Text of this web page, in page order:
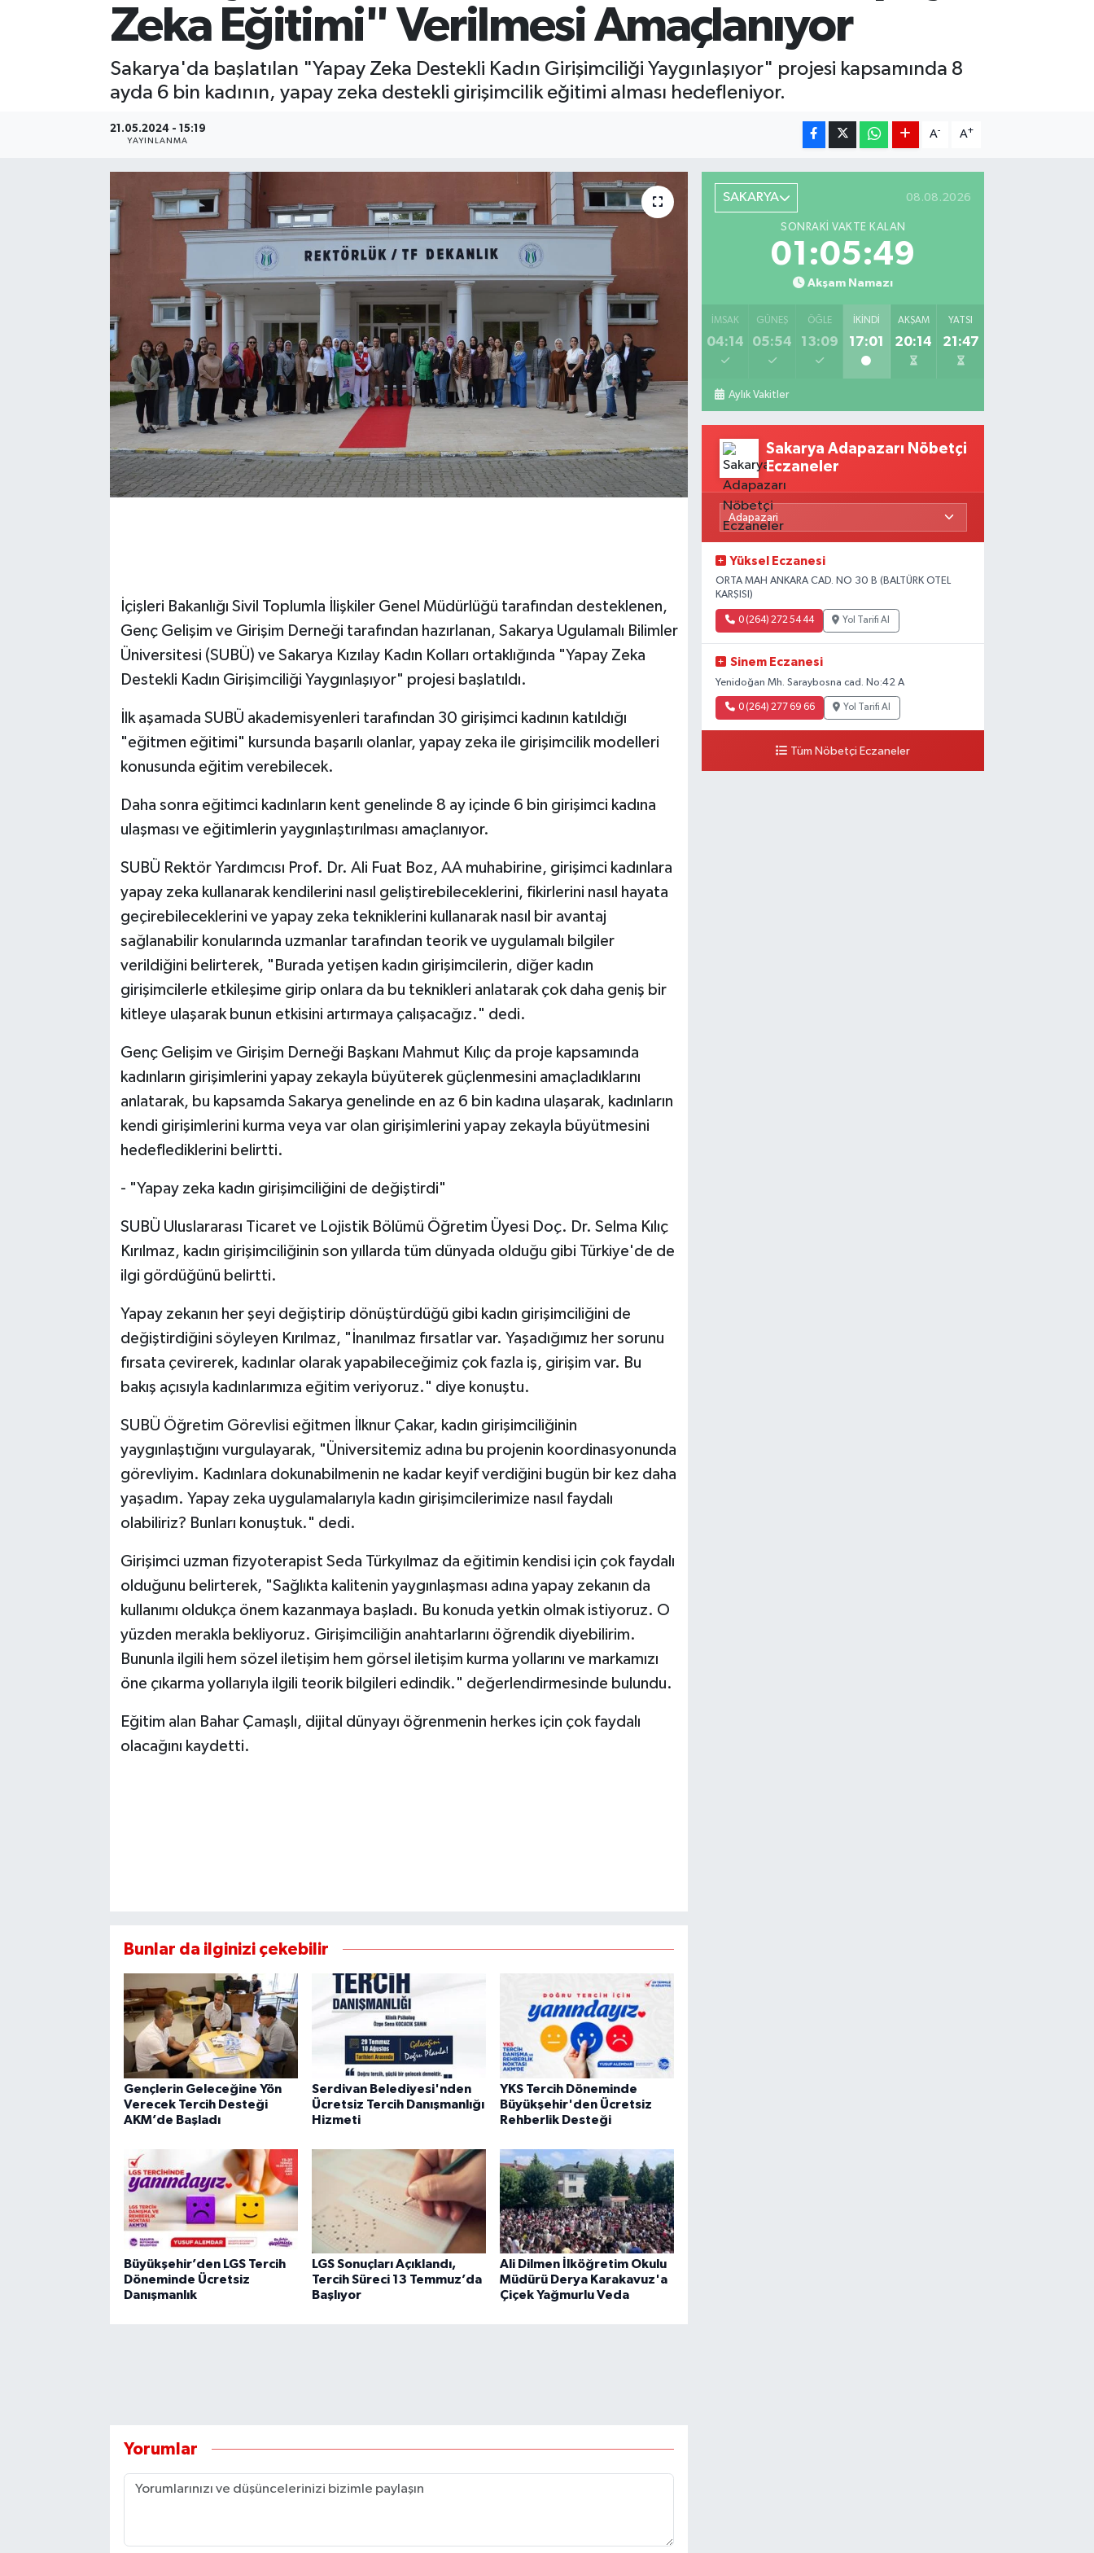
Zeka Eğitimi" Verilmesi Amaçlanıyor
Sakarya'da başlatılan "Yapay Zeka Destekli Kadın Girişimciliği Yaygınlaşıyor" projesi kapsamında 8
ayda 6 bin kadının, yapay zeka destekli girişimcilik eğitimi alması hedefleniyor.
21.05.2024 - 15:19
YAYINLANMA
A- A+
İçişleri Bakanlığı Sivil Toplumla İlişkiler Genel Müdürlüğü tarafından desteklenen,
Genç Gelişim ve Girişim Derneği tarafından hazırlanan, Sakarya Ugulamalı Bilimler
Üniversitesi (SUBÜ) ve Sakarya Kızılay Kadın Kolları ortaklığında "Yapay Zeka
Destekli Kadın Girişimciliği Yaygınlaşıyor" projesi başlatıldı.
İlk aşamada SUBÜ akademisyenleri tarafından 30 girişimci kadının katıldığı
"eğitmen eğitimi" kursunda başarılı olanlar, yapay zeka ile girişimcilik modelleri
konusunda eğitim verebilecek.
Daha sonra eğitimci kadınların kent genelinde 8 ay içinde 6 bin girişimci kadına
ulaşması ve eğitimlerin yaygınlaştırılması amaçlanıyor.
SUBÜ Rektör Yardımcısı Prof. Dr. Ali Fuat Boz, AA muhabirine, girişimci kadınlara
yapay zeka kullanarak kendilerini nasıl geliştirebileceklerini, fikirlerini nasıl hayata
geçirebileceklerini ve yapay zeka tekniklerini kullanarak nasıl bir avantaj
sağlanabilir konularında uzmanlar tarafından teorik ve uygulamalı bilgiler
verildiğini belirterek, "Burada yetişen kadın girişimcilerin, diğer kadın
girişimcilerle etkileşime girip onlara da bu teknikleri anlatarak çok daha geniş bir
kitleye ulaşarak bunun etkisini artırmaya çalışacağız." dedi.
Genç Gelişim ve Girişim Derneği Başkanı Mahmut Kılıç da proje kapsamında
kadınların girişimlerini yapay zekayla büyüterek güçlenmesini amaçladıklarını
anlatarak, bu kapsamda Sakarya genelinde en az 6 bin kadına ulaşarak, kadınların
kendi girişimlerini kurma veya var olan girişimlerini yapay zekayla büyütmesini
hedeflediklerini belirtti.
- "Yapay zeka kadın girişimciliğini de değiştirdi"
SUBÜ Uluslararası Ticaret ve Lojistik Bölümü Öğretim Üyesi Doç. Dr. Selma Kılıç
Kırılmaz, kadın girişimciliğinin son yıllarda tüm dünyada olduğu gibi Türkiye'de de
ilgi gördüğünü belirtti.
Yapay zekanın her şeyi değiştirip dönüştürdüğü gibi kadın girişimciliğini de
değiştirdiğini söyleyen Kırılmaz, "İnanılmaz fırsatlar var. Yaşadığımız her sorunu
fırsata çevirerek, kadınlar olarak yapabileceğimiz çok fazla iş, girişim var. Bu
bakış açısıyla kadınlarımıza eğitim veriyoruz." diye konuştu.
SUBÜ Öğretim Görevlisi eğitmen İlknur Çakar, kadın girişimciliğinin
yaygınlaştığını vurgulayarak, "Üniversitemiz adına bu projenin koordinasyonunda
görevliyim. Kadınlara dokunabilmenin ne kadar keyif verdiğini bugün bir kez daha
yaşadım. Yapay zeka uygulamalarıyla kadın girişimcilerimize nasıl faydalı
olabiliriz? Bunları konuştuk." dedi.
Girişimci uzman fizyoterapist Seda Türkyılmaz da eğitimin kendisi için çok faydalı
olduğunu belirterek, "Sağlıkta kalitenin yaygınlaşması adına yapay zekanın da
kullanımı oldukça önem kazanmaya başladı. Bu konuda yetkin olmak istiyoruz. O
yüzden merakla bekliyoruz. Girişimciliğin anahtarlarını öğrendik diyebilirim.
Bununla ilgili hem sözel iletişim hem görsel iletişim kurma yollarını ve markamızı
öne çıkarma yollarıyla ilgili teorik bilgileri edindik." değerlendirmesinde bulundu.
Eğitim alan Bahar Çamaşlı, dijital dünyayı öğrenmenin herkes için çok faydalı
olacağını kaydetti.
Bunlar da ilginizi çekebilir
Gençlerin Geleceğine Yön
Verecek Tercih Desteği
AKM’de Başladı
Serdivan Belediyesi'nden
Ücretsiz Tercih Danışmanlığı
Hizmeti
YKS Tercih Döneminde
Büyükşehir'den Ücretsiz
Rehberlik Desteği
Büyükşehir’den LGS Tercih
Döneminde Ücretsiz
Danışmanlık
LGS Sonuçları Açıklandı,
Tercih Süreci 13 Temmuz’da
Başlıyor
Ali Dilmen İlköğretim Okulu
Müdürü Derya Karakavuz'a
Çiçek Yağmurlu Veda
Yorumlar
SAKARYA 08.08.2026
SONRAKI VAKTE KALAN
01:05:48
Akşam Namazı
İMSAK
04:14
GÜNEŞ
05:54
ÖĞLE
13:09
İKINDI
17:01
AKŞAM
20:14
YATSI
21:47
Aylık Vakitler
Sakarya Adapazarı Nöbetçi
Eczaneler
Yüksel Eczanesi
ORTA MAH ANKARA CAD. NO 30 B (BALTÜRK OTEL
KARŞISI)
0 (264) 272 54 44 Yol Tarifi Al
Sinem Eczanesi
Yenidoğan Mh. Saraybosna cad. No:42 A
0 (264) 277 69 66 Yol Tarifi Al
Tüm Nöbetçi Eczaneler